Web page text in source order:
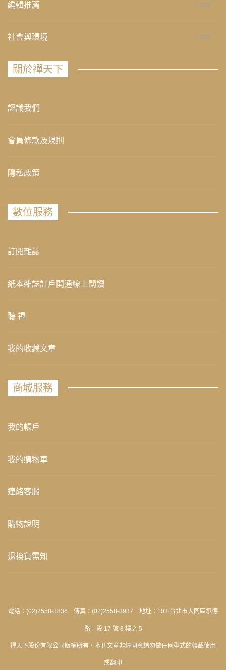
編輯推薦 236
社會與環境 235
關於禪天下
認識我們
會員條款及規則
隱私政策
數位服務
訂閱雜誌
紙本雜誌訂戶開通線上閱讀
聽 禪
我的收藏文章
商城服務
我的帳戶
我的購物車
連絡客服
購物說明
退換貨需知
電話：(02)2558-3836 傳真：(02)2558-3937 地址：103 台北市大同區承德
路一段 17 號 8 樓之 5
禪天下股份有限公司版權所有‧本刊文章非經同意請勿做任何型式的轉載使用
或翻印